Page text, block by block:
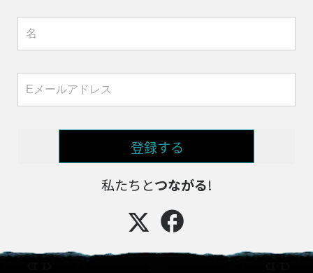
登録する
私たちとつながる!